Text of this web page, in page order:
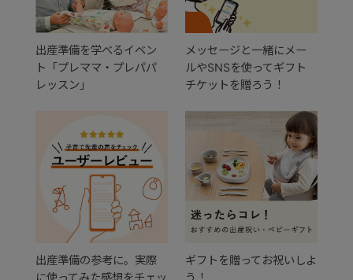
出産準備を学べるイベン
ト「プレママ・プレパパ
レッスン」
メッセージと一緒にメー
ルやSNSを使ってギフト
チケットを贈ろう！
出産準備の参考に。実際
に使ってみた感想をチェッ
ギフトを贈ってお祝いしよ
う！